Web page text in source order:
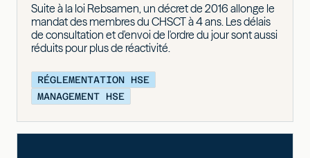
Suite à la loi Rebsamen, un décret de 2016 allonge le
mandat des membres du CHSCT à 4 ans. Les délais
de consultation et d'envoi de l'ordre du jour sont aussi
réduits pour plus de réactivité.
RÉGLEMENTATION HSE
MANAGEMENT HSE